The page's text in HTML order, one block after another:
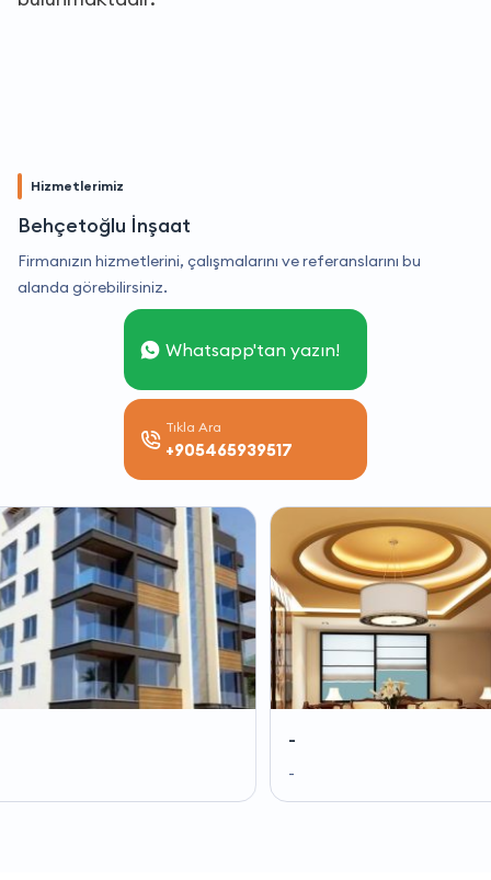
Hizmetlerimiz
Behçetoğlu İnşaat
Firmanızın hizmetlerini, çalışmalarını ve referanslarını bu
alanda görebilirsiniz.
Whatsapp'tan yazın!
Tıkla Ara
+905465939517